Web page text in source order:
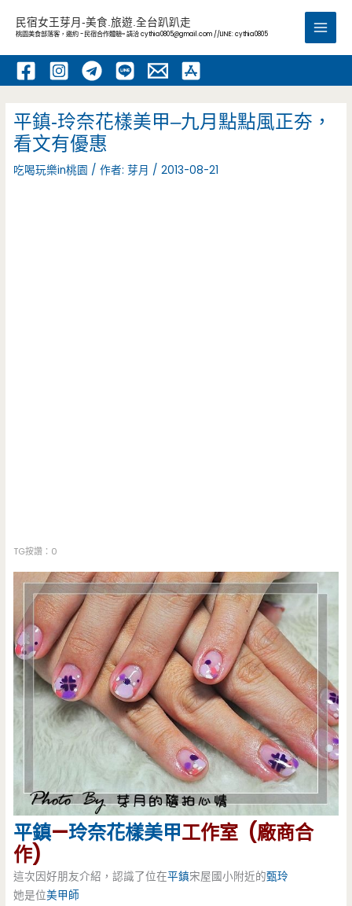
內
民宿女王芽月-美食.旅遊.全台趴趴走
桃園美食部落客，邀約 -民宿合作體驗~ 請洽cythia0805@gmail.com //LINE: cythia0805
Main
平鎮-玲奈花樣美甲–九月點點風正夯，
看文有優惠
吃喝玩樂in桃園 / 作者:芽月 /2013-08-21
TG按讚：0
平鎮—玲奈花樣美甲工作室 (廠商合
作)
這次因好朋友介紹，認識了位在平鎮宋屋國小附近的甄玲
她是位美甲師